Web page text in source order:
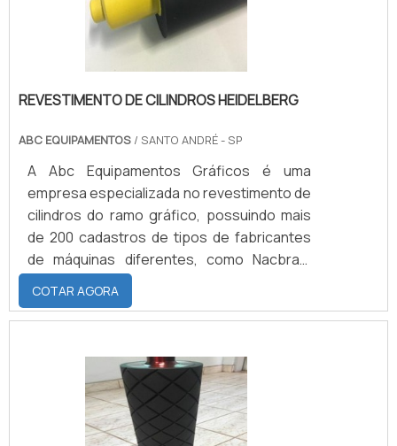
empresa usina cili.
REVESTIMENTO DE CILINDROS HEIDELBERG
ABC EQUIPAMENTOS / SANTO ANDRÉ - SP
A Abc Equipamentos Gráficos é uma
empresa especializada no revestimento de
cilindros do ramo gráfico, possuindo mais
de 200 cadastros de tipos de fabricantes
de máquinas diferentes, como Nacbras,
Solna, Adast, Dafferner, e Heidelberg, uma
das mais conhecidas no mercado.SAIBA
MAIS SOBRE ELASTÔMERO NITRILICA O
maior parte das vezes é feito com nitrílica,
podendo variar de acordo com a aplicação
do material. As características do
elastômero Nitrilica são: Dureza entre 20 a
COTAR AGORA